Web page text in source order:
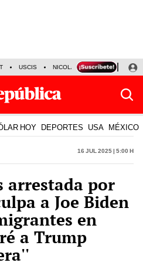
USCIS NICOLÁS MADURO P-8
HOY DEPORTES USA MÉXICO
16 Jul 2025 | 5:00 h
arrestada por
a Joe Biden
en
a Trump